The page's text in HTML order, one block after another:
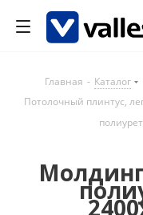
Главная - Каталог
Потолочный плинтус,